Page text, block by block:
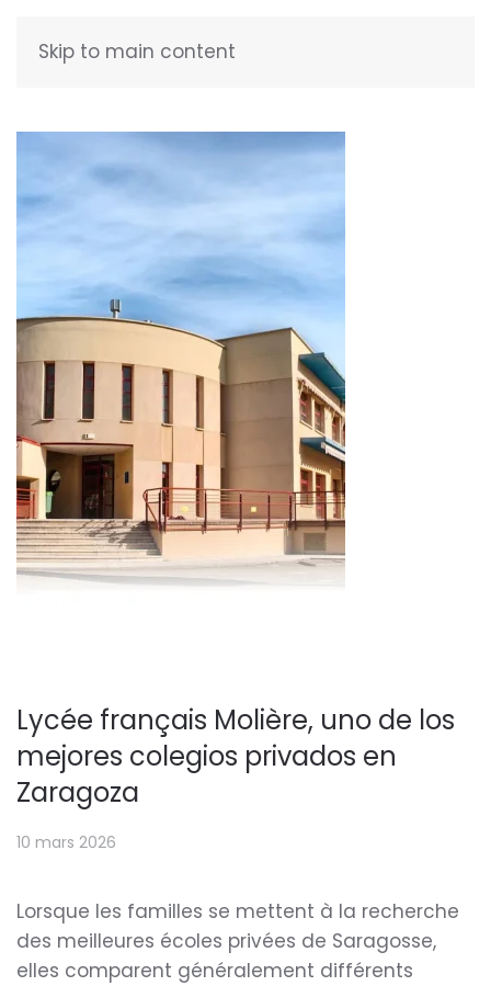
Skip to main content
Lycée français Molière, uno de los
mejores colegios privados en
Zaragoza
10 mars 2026
Lorsque les familles se mettent à la recherche
des meilleures écoles privées de Saragosse,
elles comparent généralement différents